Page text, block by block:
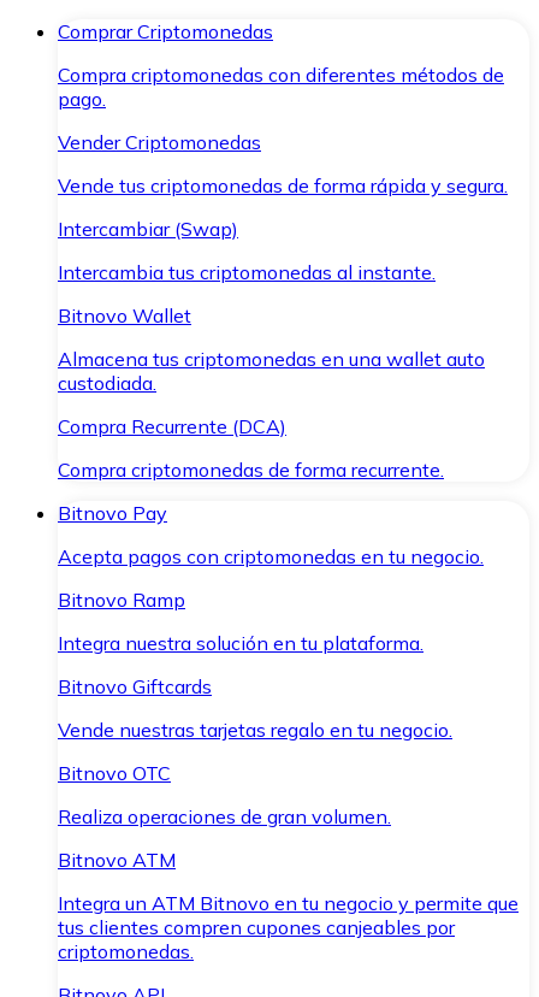
Comprar Criptomonedas
Compra criptomonedas con diferentes métodos de
pago.
Vender Criptomonedas
Vende tus criptomonedas de forma rápida y segura.
Intercambiar (Swap)
Intercambia tus criptomonedas al instante.
Bitnovo Wallet
Almacena tus criptomonedas en una wallet auto
custodiada.
Compra Recurrente (DCA)
Compra criptomonedas de forma recurrente.
Bitnovo Pay
Acepta pagos con criptomonedas en tu negocio.
Bitnovo Ramp
Integra nuestra solución en tu plataforma.
Bitnovo Giftcards
Vende nuestras tarjetas regalo en tu negocio.
Bitnovo OTC
Realiza operaciones de gran volumen.
Bitnovo ATM
Integra un ATM Bitnovo en tu negocio y permite que
tus clientes compren cupones canjeables por
criptomonedas.